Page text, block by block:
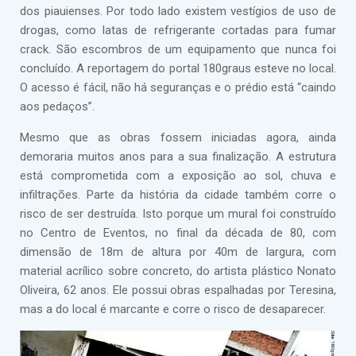
dos piauienses. Por todo lado existem vestígios de uso de
drogas, como latas de refrigerante cortadas para fumar
crack. São escombros de um equipamento que nunca foi
concluído. A reportagem do portal 180graus esteve no local.
O acesso é fácil, não há seguranças e o prédio está “caindo
aos pedaços”.
Mesmo que as obras fossem iniciadas agora, ainda
demoraria muitos anos para a sua finalização. A estrutura
está comprometida com a exposição ao sol, chuva e
infiltrações. Parte da história da cidade também corre o
risco de ser destruída. Isto porque um mural foi construído
no Centro de Eventos, no final da década de 80, com
dimensão de 18m de altura por 40m de largura, com
material acrílico sobre concreto, do artista plástico Nonato
Oliveira, 62 anos. Ele possui obras espalhadas por Teresina,
mas a do local é marcante e corre o risco de desaparecer.